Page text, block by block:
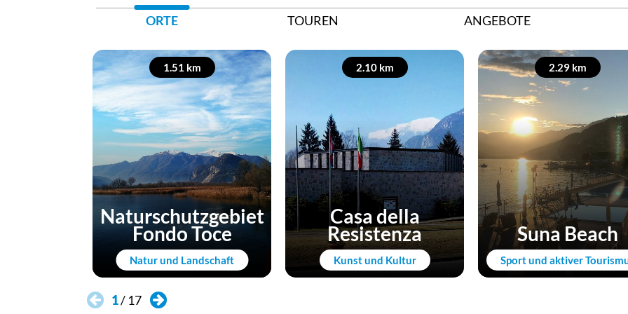
ORTE TOUREN ANGEBOTE
1.51 km
Natur und Landschaft
Naturschutzgebiet
Fondo Toce
2.10 km
Kunst und Kultur
Casa della
Resistenza
2.29 km
Sport und aktiver
Suna Beach
1/ 17